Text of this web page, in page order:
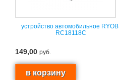
устройство автомобильное RYOBI
RC18118C
149,00 руб.